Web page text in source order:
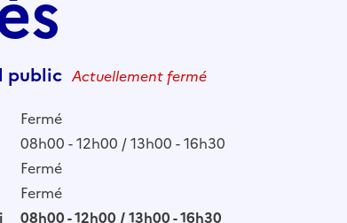
public Actuellement fermé
Fermé
08h00 - 12h00 / 13h00 - 16h30
Fermé
Fermé
08h00 - 12h00 / 13h00 - 16h30